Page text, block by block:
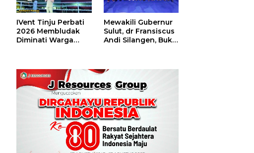
IVent Tinju Perbati
2026 Membludak
Diminati Warga
Mewakili Gubernur
Sulut, dr Fransiscus
Andi Silangen, Buka
Piala Wali Kota
Manado